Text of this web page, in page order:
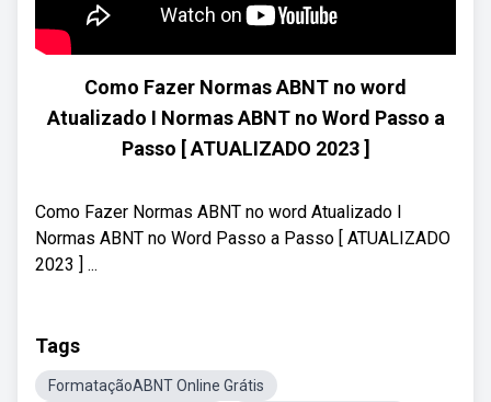
Como Fazer Normas ABNT no word
Atualizado I Normas ABNT no Word Passo a
Passo [ ATUALIZADO 2023 ]
Como Fazer Normas ABNT no word Atualizado I
Normas ABNT no Word Passo a Passo [ ATUALIZADO
2023 ] ...
Tags
FormataçãoABNT Online Grátis